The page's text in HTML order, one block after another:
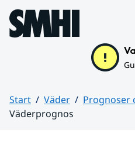
Hoppa till sidans innehåll
Start Väder
Prognoser
Väderprognos